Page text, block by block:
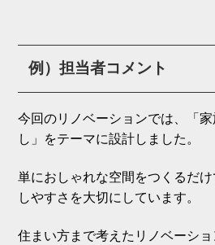
例）担当者コメント
今回のリノベーションでは、「
し」をテーマに設計しました。
単におしゃれな空間をつくるだ
しやすさを大切にしています。
住まい方まで考えたリノベーシ